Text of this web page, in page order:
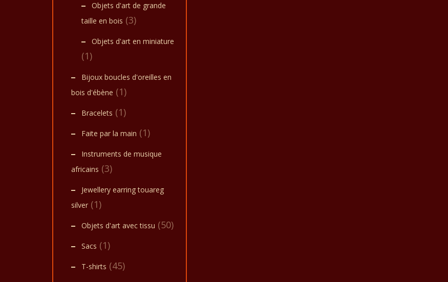
Objets d'art de grande
taille en bois (3)
Objets d'art en miniature
(1)
Bijoux boucles d'oreilles en
bois d'ébène (1)
Bracelets (1)
Faite par la main (1)
Instruments de musique
africains (3)
Jewellery earring touareg
silver (1)
Objets d'art avec tissu (50)
Sacs (1)
T-shirts (45)